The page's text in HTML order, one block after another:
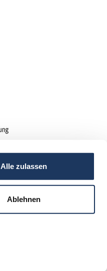
Alle zulassen
Ablehnen